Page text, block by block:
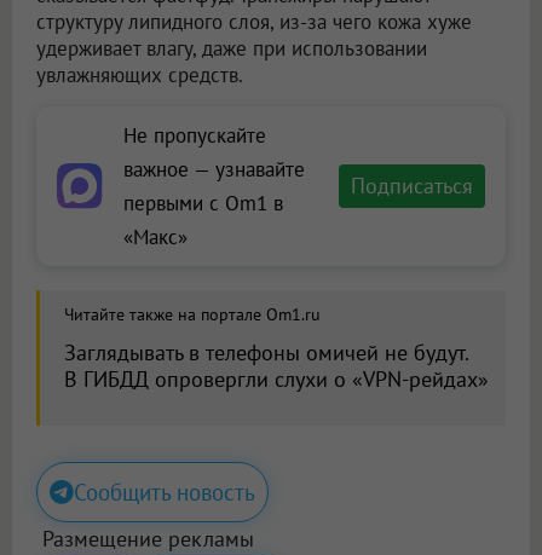
структуру липидного слоя, из-за чего кожа хуже
удерживает влагу, даже при использовании
увлажняющих средств.
Не пропускайте
важное — узнавайте
первыми с Om1 в
«Макс»
Подписаться
Читайте также на портале Om1.ru
Заглядывать в телефоны омичей не будут.
В ГИБДД опровергли слухи о «VPN-рейдах»
Сообщить новость
Размещение рекламы